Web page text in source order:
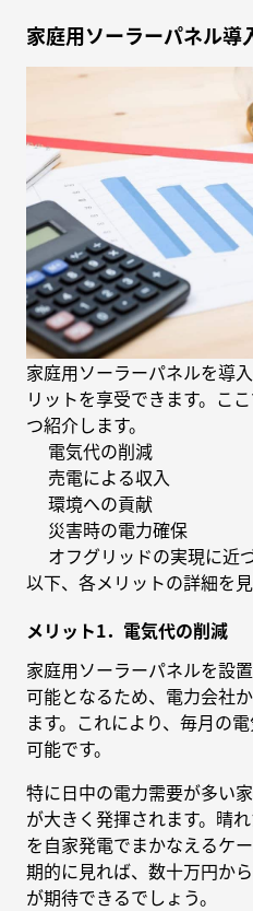
家庭用ソーラーパネル導
家庭用ソーラーパネルを導
リットを享受できます。こ
つ紹介します。
電気代の削減
売電による収入
環境への貢献
災害時の電力確保
オフグリッドの実現に近
以下、各メリットの詳細を
メリット1．電気代の削減
家庭用ソーラーパネルを設
可能となるため、電力会社
ます。これにより、毎月の
可能です。
特に日中の電力需要が多い
が大きく発揮されます。晴
を自家発電でまかなえるケ
期的に見れば、数十万円か
が期待できるでしょう。